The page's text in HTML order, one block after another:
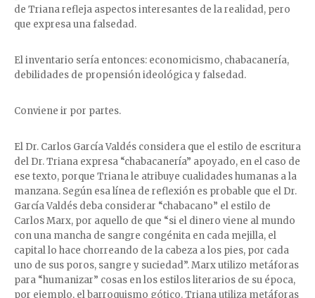
de Triana refleja aspectos interesantes de la realidad, pero
que expresa una falsedad.
El inventario sería entonces: economicismo, chabacanería,
debilidades de propensión ideológica y falsedad.
Conviene ir por partes.
El Dr. Carlos García Valdés considera que el estilo de escritura
del Dr. Triana expresa “chabacanería” apoyado, en el caso de
ese texto, porque Triana le atribuye cualidades humanas a la
manzana. Según esa línea de reflexión es probable que el Dr.
García Valdés deba considerar “chabacano” el estilo de
Carlos Marx, por aquello de que “si el dinero viene al mundo
con una mancha de sangre congénita en cada mejilla, el
capital lo hace chorreando de la cabeza a los pies, por cada
uno de sus poros, sangre y suciedad”. Marx utilizo metáforas
para “humanizar” cosas en los estilos literarios de su época,
por ejemplo, el barroquismo gótico. Triana utiliza metáforas